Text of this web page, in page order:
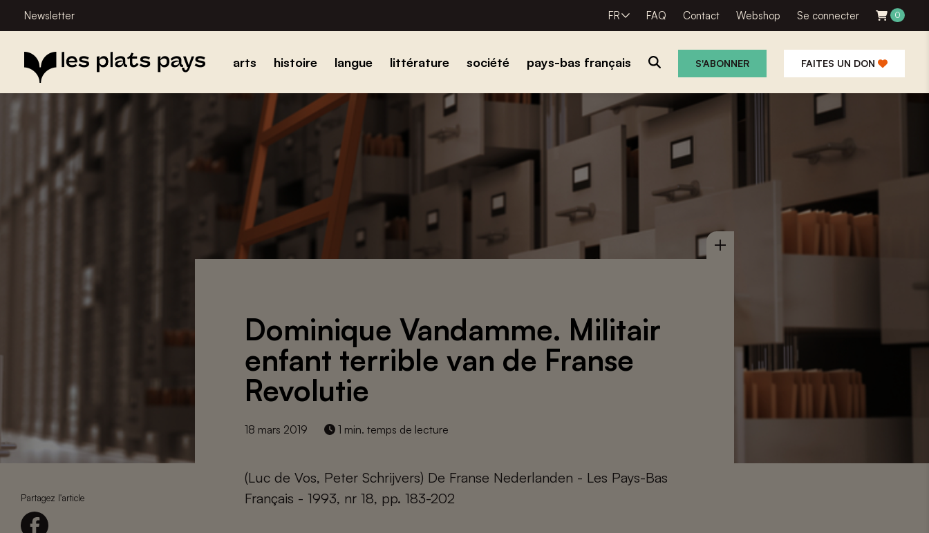
Newsletter FR FAQ Contact Webshop Se connecter 0
arts histoire langue littérature société pays-bas français S'ABONNER FAITES UN DON
Partagez l'article
Dominique Vandamme. Militair
enfant terrible van de Franse
Revolutie
18 mars 2019 1 min. temps de lecture
(Luc de Vos, Peter Schrijvers) De Franse Nederlanden - Les Pays-Bas
Français - 1993, nr 18, pp. 183-202